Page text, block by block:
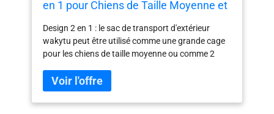
en 1 pour Chiens de Taille Moyenne et
Transport/hamacs/Tapis/piquets de
Tente/2 Bols de Camping en Plein air,
Noir 2.0
Design 2 en 1 : le sac de transport d'extérieur
wakytu peut être utilisé comme une grande cage
pour les chiens de taille moyenne ou comme 2
Taille combinée : 90 x 43 x 35 cm ; taille divisée : 44
x 43 x 35 cm x 2 pièces. Cadeaux et fonctions : cet
ensemble de niche double pour animaux de